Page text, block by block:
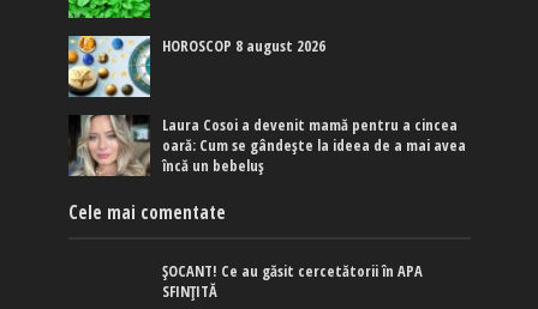
HOROSCOP 8 august 2026
Laura Cosoi a devenit mamă pentru a cincea
oară: Cum se gândește la ideea de a mai avea
încă un bebeluș
Cele mai comentate
ȘOCANT! Ce au găsit cercetătorii în APA
SFINȚITĂ